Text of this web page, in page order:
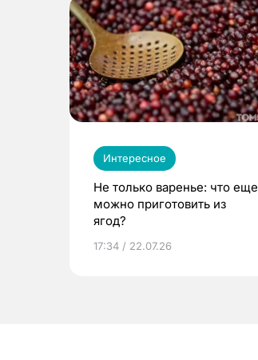
Интересное
Не только варенье: что еще
можно приготовить из
ягод?
17:34 / 22.07.26